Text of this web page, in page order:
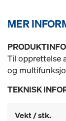
MER
Til opprettelse
og
TEKNISK
Vekt / stk.